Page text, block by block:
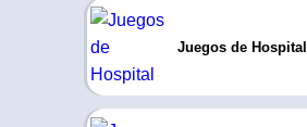
Juegos de Hospital